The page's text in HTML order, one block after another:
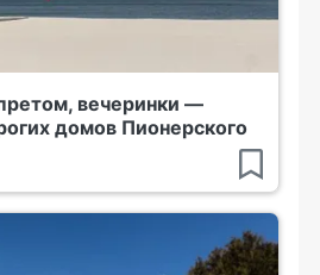
вечеринки —
домов Пионерского